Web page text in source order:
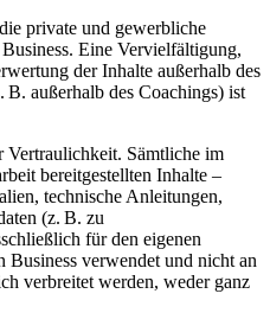
private und gewerbliche
Eine Vervielfältigung,
der Inhalte außerhalb des
B. außerhalb des Coachings) ist
Sämtliche im
bereitgestellten Inhalte –
technische Anleitungen,
(z. B. zu
für den eigenen
Business verwendet und nicht an
verbreitet werden, weder ganz